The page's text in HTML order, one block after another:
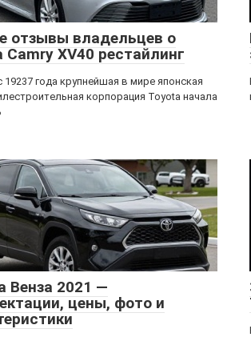
отзывы владельцев о
Camry XV40 рестайлинг
19237 года крупнейшая в мире японская
корпорация Toyota начала
Венза 2021 —
цены, фото и